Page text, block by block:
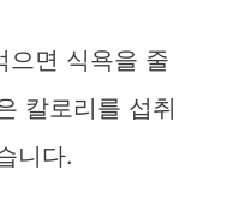
으면 식욕을 줄
칼로리를 섭취
니다.